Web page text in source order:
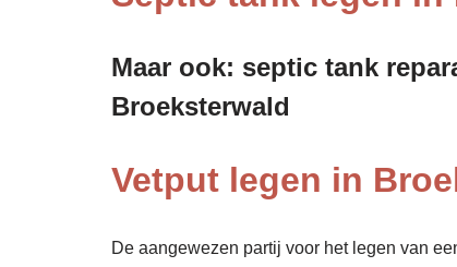
Maar ook: septic tank
Broeksterwald
Vetput legen in
De aangewezen partij voor het legen van